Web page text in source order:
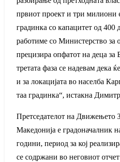
првиот проект и три милиони
градинка со капацитет од 400
работиме со Министерство за
прецизира опфатот на деца за
третата фаза се надевам дека
и за локацијата во населба
таа градинка“, истакна
Претседателот на
Македонија е градоначалник
години, период за кој
се содржани во неговиот